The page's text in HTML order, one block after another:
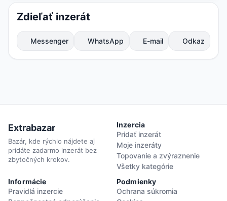
Zdieľať inzerát
Messenger WhatsApp E-mail Odkaz
Extrabazar
Bazár, kde rýchlo nájdete aj
pridáte zadarmo inzerát bez
zbytočných krokov.
Inzercia
Pridať inzerát
Moje inzeráty
Topovanie a zvýraznenie
Všetky kategórie
Informácie
Pravidlá inzercie
Podmienky
Ochrana súkromia